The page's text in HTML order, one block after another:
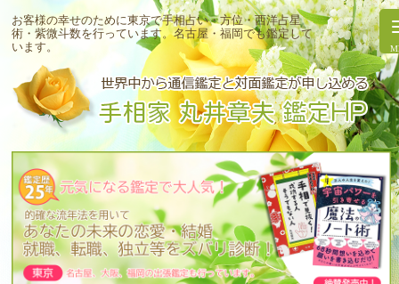
お客様の幸せのために東京で手相占い・方位・西洋占星
術・紫微斗数を行っています。名古屋・福岡でも鑑定して
います。